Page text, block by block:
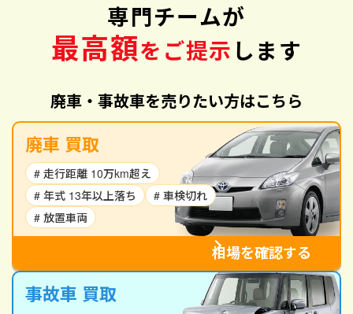
専門チームが
最高額をご提示 します
廃車・事故車を売りたい方はこちら
廃車 買取
# 走行距離 10万km超え
# 年式 13年以上落ち
# 車検切れ
# 放置車両
相場を確認する
事故車 買取